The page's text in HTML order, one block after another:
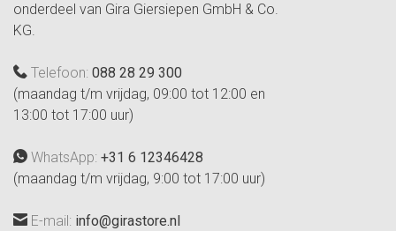
onderdeel van Gira Giersiepen GmbH & Co.
KG.
Telefoon: 088 28 29 300
(maandag t/m vrijdag, 09:00 tot 12:00 en
13:00 tot 17:00 uur)
WhatsApp: +31 6 12346428
(maandag t/m vrijdag, 9:00 tot 17:00 uur)
E-mail: info@girastore.nl